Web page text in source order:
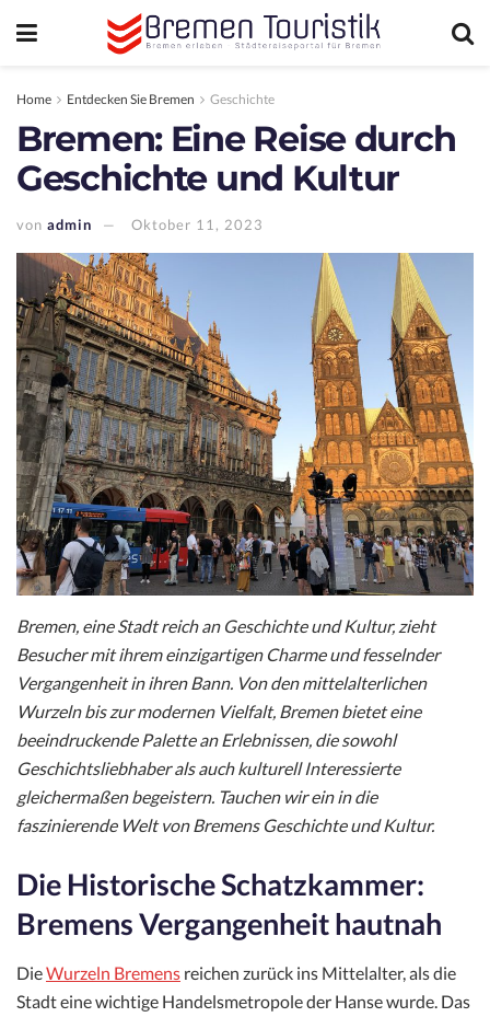
Home Entdecken Sie Bremen Geschichte
Bremen: Eine Reise durch
Geschichte und Kultur
von admin Oktober 11, 2023
Bremen, eine Stadt reich an Geschichte und Kultur, zieht
Besucher mit ihrem einzigartigen Charme und fesselnder
Vergangenheit in ihren Bann. Von den mittelalterlichen
Wurzeln bis zur modernen Vielfalt, Bremen bietet eine
beeindruckende Palette an Erlebnissen, die sowohl
Geschichtsliebhaber als auch kulturell Interessierte
gleichermaßen begeistern. Tauchen wir ein in die
faszinierende Welt von Bremens Geschichte und Kultur.
Die Historische Schatzkammer:
Bremens Vergangenheit hautnah
DieWurzeln Bremens reichen zurück ins Mittelalter, als die
Stadt eine wichtige Handelsmetropole der Hanse wurde. Das